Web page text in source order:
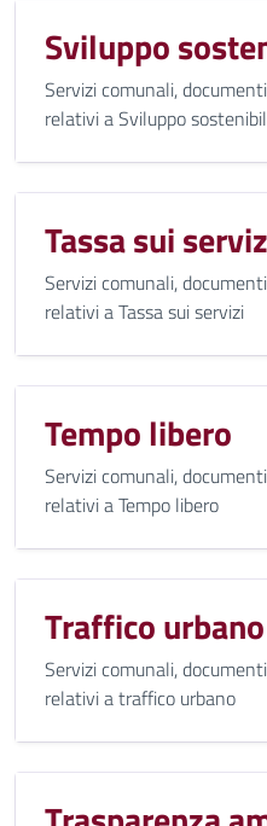
Sviluppo
Servizi comunali,
relativi a Sviluppo
Tassa sui
Servizi comunali,
relativi a Tassa sui servizi
Tempo libero
Servizi comunali,
relativi a Tempo libero
Traffico urbano
Servizi comunali,
relativi a traffico urbano